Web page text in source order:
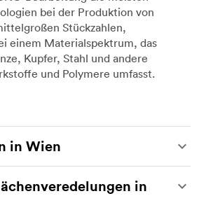
bei der Produktion von
Stückzahlen,
einem Materialspektrum, das
Kupfer, Stahl und andere
und Polymere umfasst.
in Wien
der CNC-Bearbeitung, bei
Drehmaschinen und
in